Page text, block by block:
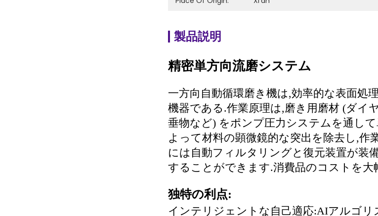
製品説明
精密単方向流磨システム
一方向自動循環磨き機は,効率的な表面処
機器である.作業原理は,磨き用磨材 (ダイ
垂物など) をポンプ圧力システムを通し
よって材料の顕微鏡的な突出を除去し,作
には自動フィルタリングと復元装置が装
することができます.消費品のコストを大
独特の利点:
インテリジェントな自己適応:AIアルゴ